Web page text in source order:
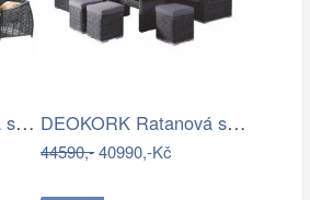
DEOKORK Ratanová sestava CHARLOTTE … DEOKORK Ratanová sestava NAOMI antracit…
44590,-40990,-Kč